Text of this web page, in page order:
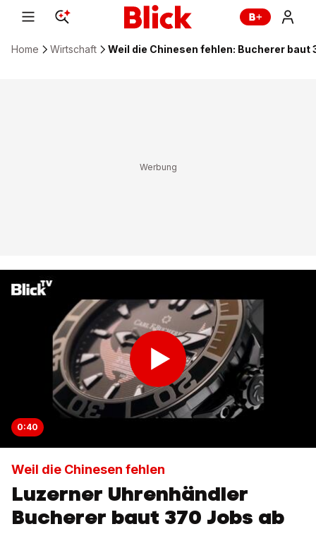
Home Wirtschaft Weil die Chinesen fehlen: Bucherer baut
0:40
Weil die Chinesen fehlen
Luzerner Uhrenhändler
Bucherer baut 370 Jobs ab